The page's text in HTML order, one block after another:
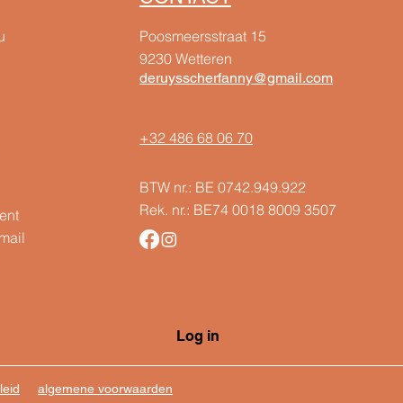
Poosmeersstraat 15
9230 Wetteren
deruysscherfanny@gmail.com
+32 486 68 06 70
BTW nr.: BE 0742.949.922
Rek. nr.: BE74 0018 8009 3507
Log in
algemene voorwaarden